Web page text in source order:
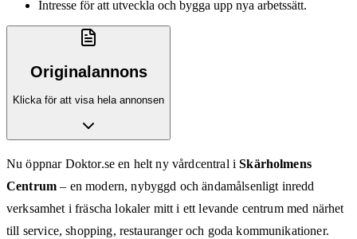
Intresse för att utveckla och bygga upp nya arbetssätt.
Originalannons
Klicka för att visa hela annonsen
Nu öppnar Doktor.se en helt ny vårdcentral iSkärholmens
Centrum – en modern, nybyggd och ändamålsenligt inredd
verksamhet i fräscha lokaler mitt i ett levande centrum med närhet
till service, shopping, restauranger och goda kommunikationer.